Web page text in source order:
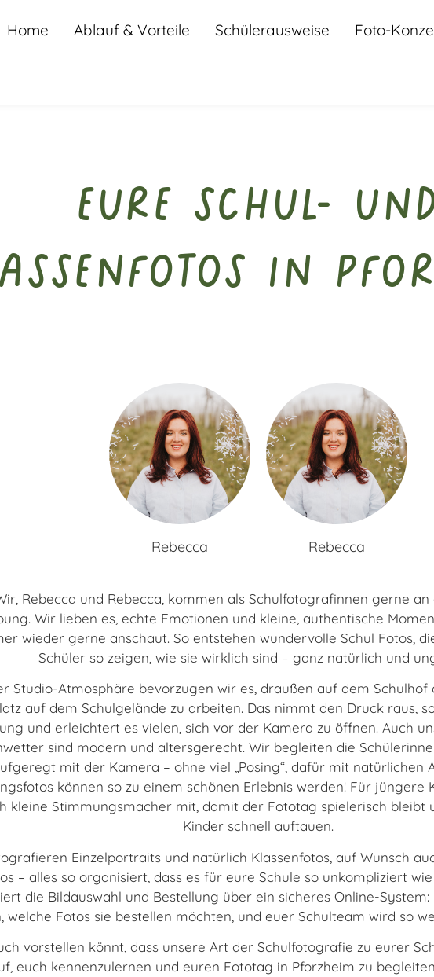
Home Ablauf & Vorteile Schülerausweise Foto-
Eure Schul-
in
Rebecca Rebecca
Rebecca und Rebecca, kommen als Schulfotografinnen gerne
Wir lieben es, echte Emotionen und kleine, authentische
wieder gerne anschaut. So entstehen wundervolle Schul Fotos,
Schüler so zeigen, wie sie wirklich sind – ganz natürlich und
Studio-Atmosphäre bevorzugen wir es, draußen auf dem
auf dem Schulgelände zu arbeiten. Das nimmt den Druck raus,
und erleichtert es vielen, sich vor der Kamera zu öffnen. Auch
sind modern und altersgerecht. Wir begleiten die
mit der Kamera – ohne viel „Posing“, dafür mit natürlichen
können so zu einem schönen Erlebnis werden! Für jüngere
kleine Stimmungsmacher mit, damit der Fototag spielerisch bleibt
Kinder schnell auftauen.
Einzelportraits und natürlich Klassenfotos, auf Wunsch
– alles so organisiert, dass es für eure Schule so unkompliziert
die Bildauswahl und Bestellung über ein sicheres Online-
welche Fotos sie bestellen möchten, und euer Schulteam wird so
vorstellen könnt, dass unsere Art der Schulfotografie zu eurer
euch kennenzulernen und euren Fototag in Pforzheim zu